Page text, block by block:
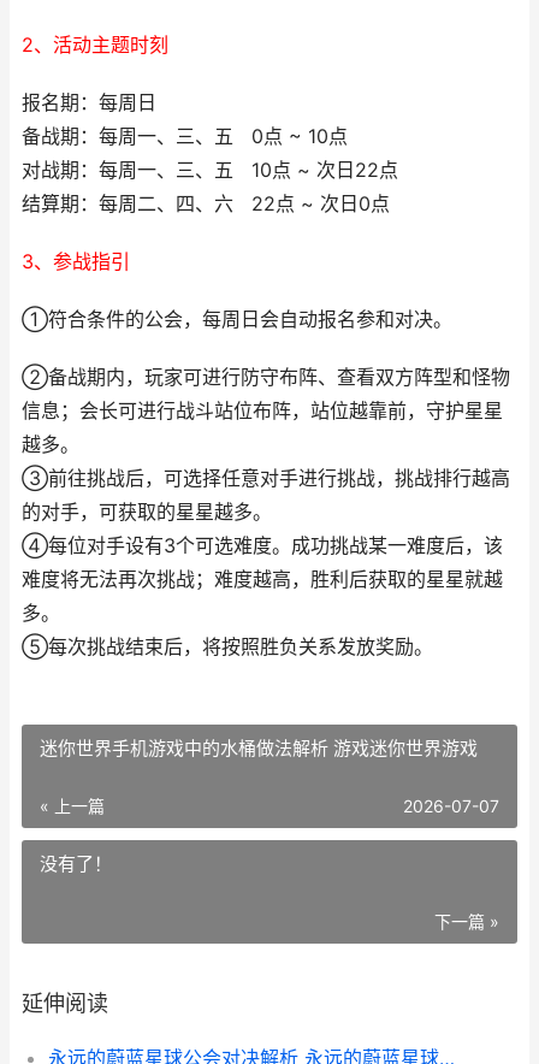
2、活动主题时刻
报名期：每周日
备战期：每周一、三、五 0点 ~ 10点
对战期：每周一、三、五 10点 ~ 次日22点
结算期：每周二、四、六 22点 ~ 次日0点
3、参战指引
①符合条件的公会，每周日会自动报名参和对决。
②备战期内，玩家可进行防守布阵、查看双方阵型和怪物
信息；会长可进行战斗站位布阵，站位越靠前，守护星星
越多。
③前往挑战后，可选择任意对手进行挑战，挑战排行越高
的对手，可获取的星星越多。
④每位对手设有3个可选难度。成功挑战某一难度后，该
难度将无法再次挑战；难度越高，胜利后获取的星星就越
多。
⑤每次挑战结束后，将按照胜负关系发放奖励。
迷你世界手机游戏中的水桶做法解析 游戏迷你世界游戏
« 上一篇 2026-07-07
没有了！
下一篇 »
延伸阅读
永远的蔚蓝星球公会对决解析 永远的蔚蓝星球礼包码